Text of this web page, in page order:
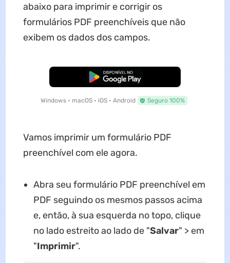
abaixo para imprimir e corrigir os
formulários PDF preenchíveis que não
exibem os dados dos campos.
Baixar Grátis
Windows • macOS • iOS • Android Seguro 100%
Vamos imprimir um formulário PDF
preenchível com ele agora.
Abra seu formulário PDF preenchível em
PDF seguindo os mesmos passos acima
e, então, à sua esquerda no topo, clique
no lado estreito ao lado de "Salvar" > em
"Imprimir".